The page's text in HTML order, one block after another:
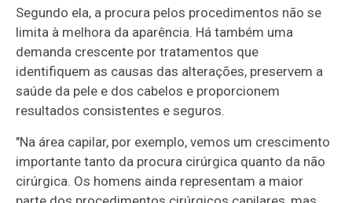
Segundo ela, a procura pelos procedimentos não se
limita à melhora da aparência. Há também uma
demanda crescente por tratamentos que
identifiquem as causas das alterações, preservem a
saúde da pele e dos cabelos e proporcionem
resultados consistentes e seguros.
"Na área capilar, por exemplo, vemos um crescimento
importante tanto da procura cirúrgica quanto da não
cirúrgica. Os homens ainda representam a maior